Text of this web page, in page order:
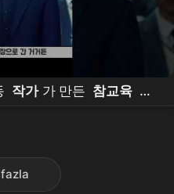
작가 가 만든 참교육 비
드